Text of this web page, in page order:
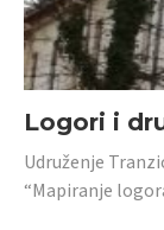
Logori i
Udruženje
“Mapiranje